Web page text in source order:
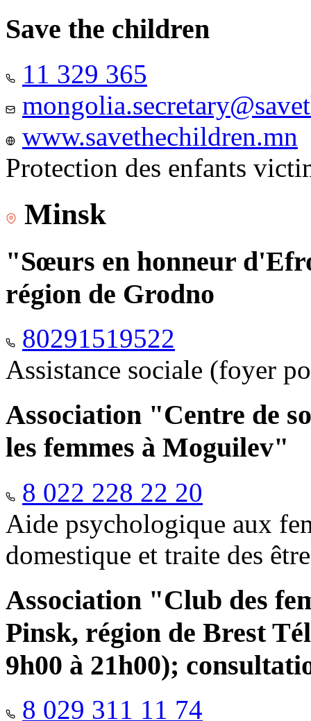
Save the children
11 329 365
www.savethechildren.mn
Protection des enfants
Minsk
"Sœurs en honneur
région de Grodno
80291519522
Assistance sociale (foyer
Association "Centre de
les femmes à Moguilev"
8 022 228 22 20
Aide psychologique aux
domestique et traite des
Association "Club des
Pinsk, région de Brest
9h00 à 21h00);
8 029 311 11 74